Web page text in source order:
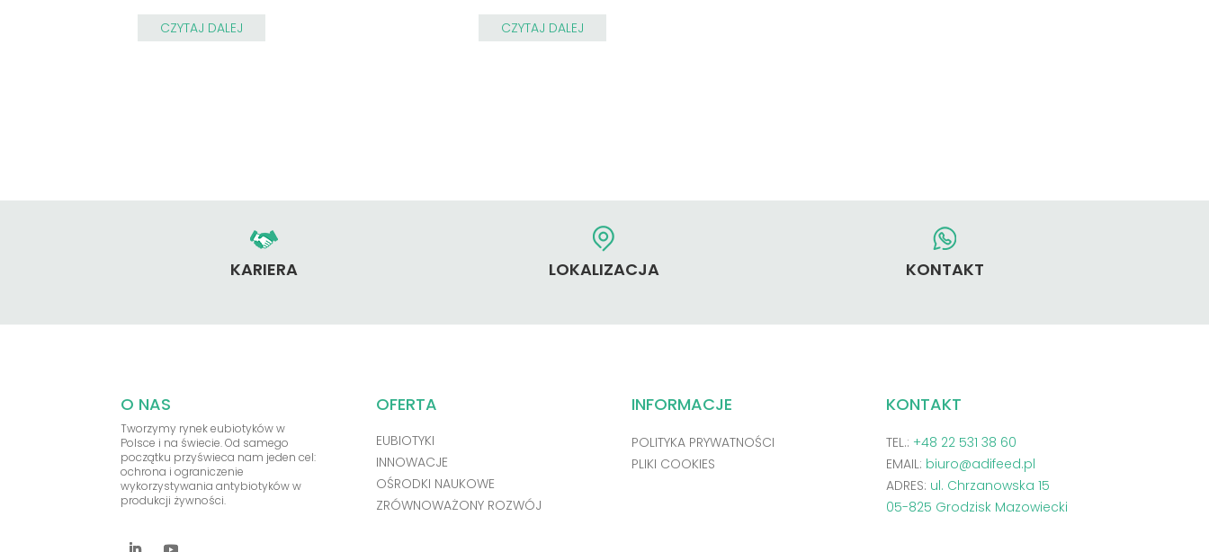
CZYTAJ DALEJ CZYTAJ DALEJ
KARIERA LOKALIZACJA KONTAKT
O NAS
Tworzymy rynek eubiotyków w
Polsce i na świecie. Od samego
początku przyświeca nam jeden cel:
ochrona i ograniczenie
wykorzystywania antybiotyków w
produkcji żywności.
OFERTA
EUBIOTYKI
INNOWACJE
OŚRODKI NAUKOWE
ZRÓWNOWAŻONY ROZWÓJ
INFORMACJE
POLITYKA PRYWATNOŚCI
PLIKI COOKIES
KONTAKT
TEL.: +48 22 531 38 60
EMAIL: biuro@adifeed.pl
ADRES: ul. Chrzanowska 15
05-825 Grodzisk Mazowiecki